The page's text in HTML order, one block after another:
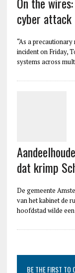
cyber attack
“As a
incident on Friday,
systems across
dat krimp
De gemeente
van het kabinet de
hoofdstad wilde
BE THE FIRST TO